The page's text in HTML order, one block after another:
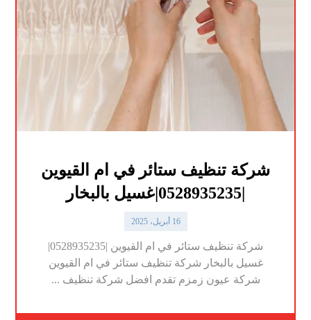
شركة تنظيف ستائر في ام القيوين
16 أبريل، 2025
شركة تنظيف ستائر في ام القيوين |0528935235|
غسيل بالبخار شركة تنظيف ستائر في ام القيوين
شركة عيون زمزم تقدم افضل شركة تنظيف ...